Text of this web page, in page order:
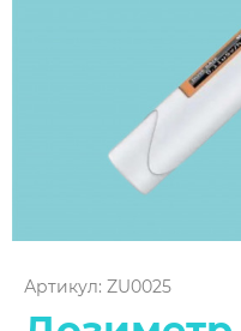
Артикул: ZU0025